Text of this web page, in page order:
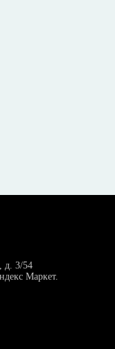
д. 3/54
Маркет.